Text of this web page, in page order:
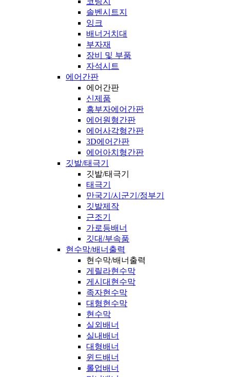
솔벤시트지
잉크
배너거치대
부자재
장비 및 부품
자석시트
에어간판
에어간판
신제품
흥부자에어간판
에어원형간판
에어사각형간판
3D에어간판
에어아치형간판
깃발/태극기
깃발/태극기
태극기
만국기/시군기/정부기
깃발제작
근조기
가로등배너
깃대/부속품
현수막/배너출력
현수막/배너출력
게릴라현수막
게시대현수막
족자현수막
대형현수막
현수막
실외배너
실내배너
대형배너
윈드배너
롤업배너